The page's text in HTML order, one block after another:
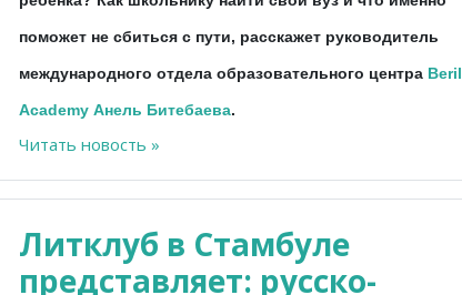
поможет не сбиться с пути, расскажет руководитель
международного отдела образовательного центра Beril
Academy Анель Битебаева.
Читать новость »
Литклуб в Стамбуле
представляет: русско-